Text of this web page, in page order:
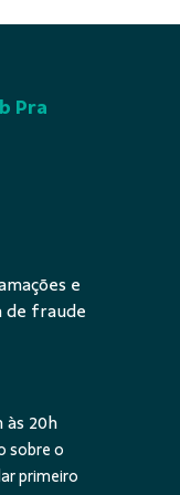
Pra
e
de fraude
às 20h
sobre o
primeiro